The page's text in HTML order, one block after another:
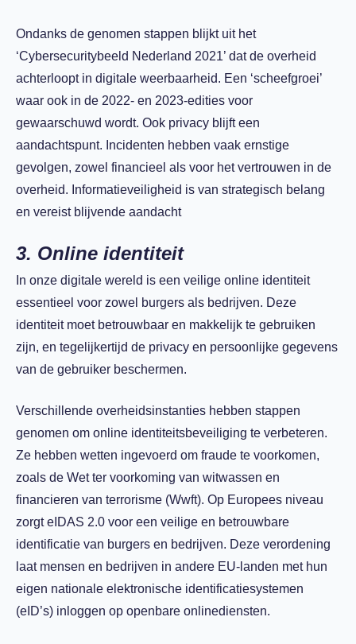
Ondanks de genomen stappen blijkt uit het
‘Cybersecuritybeeld Nederland 2021’ dat de overheid
achterloopt in digitale weerbaarheid. Een ‘scheefgroei’
waar ook in de 2022- en 2023-edities voor
gewaarschuwd wordt. Ook privacy blijft een
aandachtspunt. Incidenten hebben vaak ernstige
gevolgen, zowel financieel als voor het vertrouwen in de
overheid. Informatieveiligheid is van strategisch belang
en vereist blijvende aandacht
3. Online identiteit
In onze digitale wereld is een veilige online identiteit
essentieel voor zowel burgers als bedrijven. Deze
identiteit moet betrouwbaar en makkelijk te gebruiken
zijn, en tegelijkertijd de privacy en persoonlijke gegevens
van de gebruiker beschermen.
Verschillende overheidsinstanties hebben stappen
genomen om online identiteitsbeveiliging te verbeteren.
Ze hebben wetten ingevoerd om fraude te voorkomen,
zoals de Wet ter voorkoming van witwassen en
financieren van terrorisme (Wwft). Op Europees niveau
zorgt eIDAS 2.0 voor een veilige en betrouwbare
identificatie van burgers en bedrijven. Deze verordening
laat mensen en bedrijven in andere EU-landen met hun
eigen nationale elektronische identificatiesystemen
(eID’s) inloggen op openbare onlinediensten.